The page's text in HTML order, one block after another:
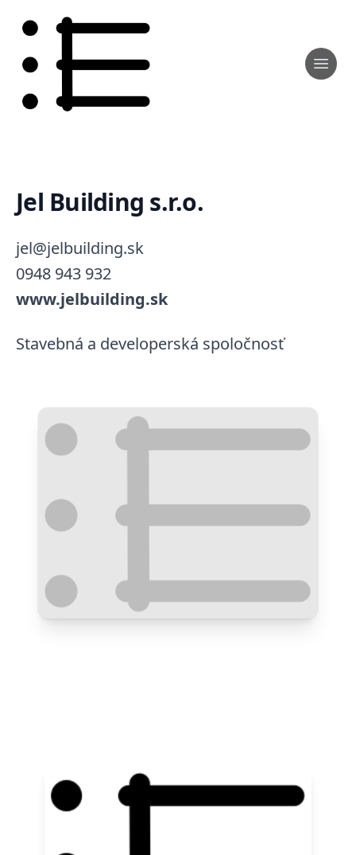
Jel Building s.r.o.
jel@jelbuilding.sk
0948 943 932
www.jelbuilding.sk
Stavebná a developerská spoločnosť